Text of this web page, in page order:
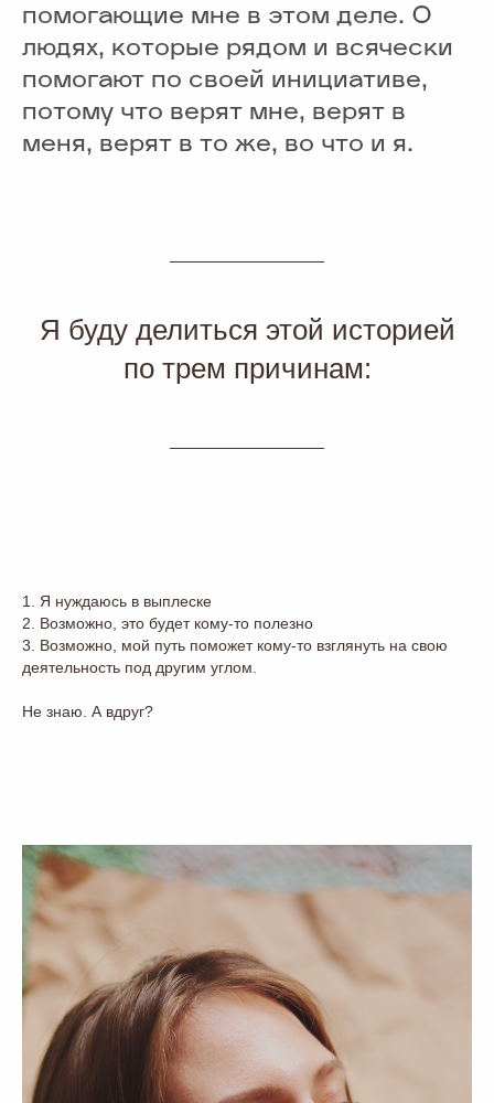
помогающие мне в этом деле. О
людях, которые рядом и всячески
помогают по своей инициативе,
потому что верят мне, верят в
меня, верят в то же, во что и я.
Я буду делиться этой историей
по трем причинам:
1. Я нуждаюсь в выплеске
2. Возможно, это будет кому-то полезно
3. Возможно, мой путь поможет кому-то взглянуть на свою
деятельность под другим углом.
Не знаю. А вдруг?